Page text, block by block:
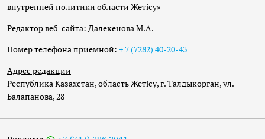
внутренней политики области Жетісу»
Редактор веб-сайта: Далекенова М.А.
Номер телефона приёмной: + 7 (7282) 40-20-43
Адрес редакции
Республика Казахстан, область Жетісу, г. Талдыкорган, ул.
Балапанова, 28